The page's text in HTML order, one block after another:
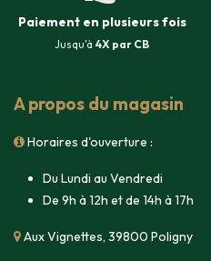
Paiement en plusieurs fois
Jusqu'à 4X par CB
A propos du magasin
Horaires d'ouverture :
Du Lundi au Vendredi
De 9h à 12h et de 14h à 17h
Aux Vignettes, 39800 Poligny